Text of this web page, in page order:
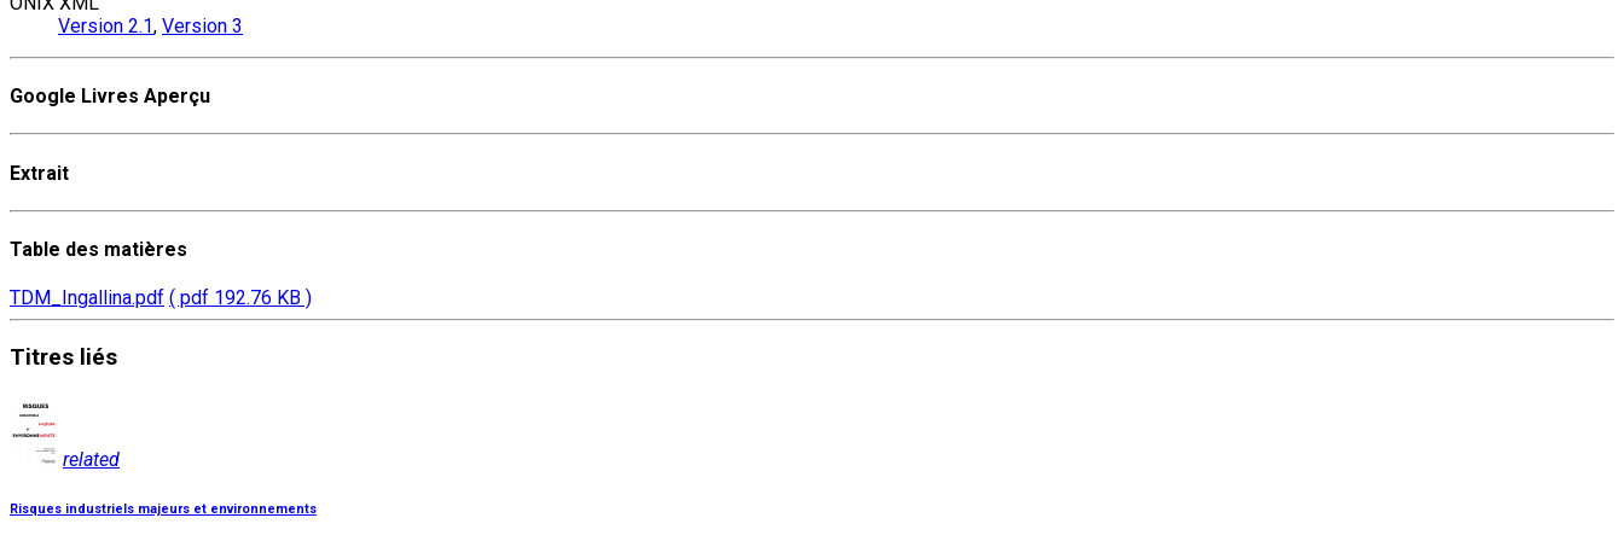
Version 2.1, Version 3
Google Livres Aperçu
Extrait
Table des matières
TDM_Ingallina.pdf ( pdf 192.76 KB )
Titres liés
related
Risques industriels majeurs et environnements